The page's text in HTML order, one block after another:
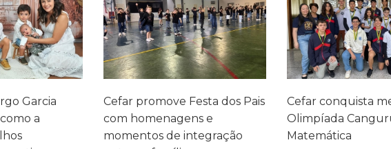
Cefar promove Festa dos Pais
com homenagens e
momentos de integração
Cefar conquista medalhas na
Olimpíada Canguru de
Matemática